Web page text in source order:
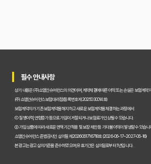
필수 안내사항
상기 내용은 (주)쇼엠인슈어런스의 의견이며, 계약체결에 따른 이익 또는 손실은 보험계약
(주)쇼엠인슈어런스 보험대리점(등록번호 제2025030014호)
보험계약자가 기존 보험계약을 해지하고 새로운 보험계약을 체결하는 과정에서
① 질병이력, 연령증가 등으로 가입이 거절되거나 보험료가 인상될 수 있습니다.
② 가입 상품에 따라 새로운 면책기간 적용 및 보장 제한 등 기타 불이익이 발생할 수 있습니
쇼엠인슈어런스 준법감시인 심의필 제2026061716718호 (2026-06-17~2027-06-16)
본 광고는 광고심의기준을 준수하였으며, 유효기간은 심의일로부터 1년입니다.